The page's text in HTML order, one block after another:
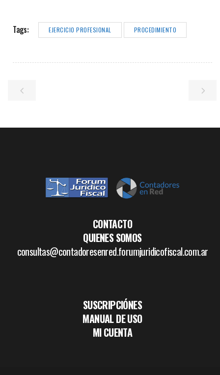
Tags: EJERCICIO PROFESIONAL PROCEDIMIENTO
CONTACTO
QUIENES SOMOS
consultas@contadoresenred.forumjuridicofiscal.com.ar
SUSCRIPCIÓNES
MANUAL DE USO
MI CUENTA